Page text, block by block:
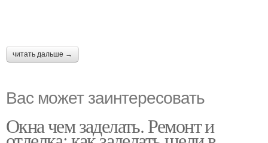
читать дальше →
Вас может заинтересовать
Окна чем заделать. Ремонт и